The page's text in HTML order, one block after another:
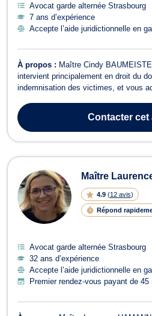
Avocat garde alternée Strasbourg
7 ans d’expérience
Accepte l’aide juridictionnelle en
À propos : Maître Cindy
intervient principalement en droit du
indemnisation des victimes, et vous
cas d'agression ou encore en cas de
s'agisse d'un praticien...Contactercet
Maître
4.9 (12 avis)
Répond
Avocat garde alternée Strasbourg
32 ans d’expérience
Accepte l’aide juridictionnelle en
Premier rendez-vous payant de 45